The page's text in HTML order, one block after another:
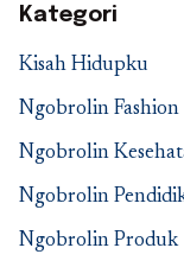
Kategori
Kisah Hidupku
Ngobrolin Fashion
Ngobrolin
Ngobrolin
Ngobrolin Produk